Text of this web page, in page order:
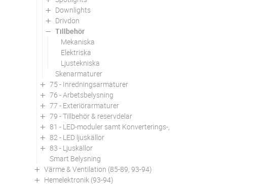
Downlights
Drivdon
Tillbehör
Mekaniska
Elektriska
Ljustekniska
Skenarmaturer
75 - Inredningsarmaturer
76 - Arbetsbelysning
77 - Exteriörarmaturer
79 - Tillbehör & reservdelar
81 - LED-moduler samt Konverterings-, utbytes- och ombyggnadssatser
82 - LED ljuskällor
83 - Ljuskällor
Smart Belysning
Värme & Ventilation (85-89, 93-94)
Hemelektronik (93-94)